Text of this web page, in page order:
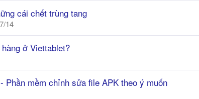
cái chết trùng tang
14
ở Viettablet?
Phần mềm chỉnh sửa file APK theo ý muốn